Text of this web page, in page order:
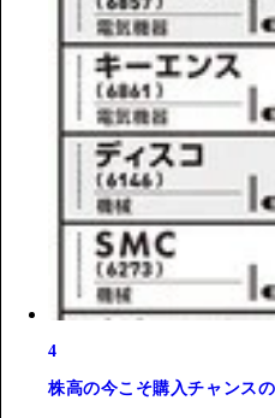
4
株高の今こそ購入チャンス